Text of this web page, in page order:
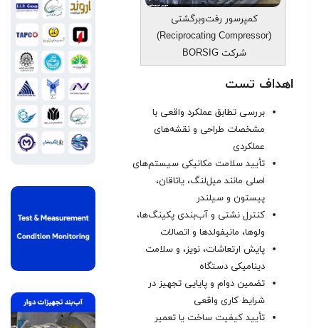
کمپرسور رفت‌وبرگشتی
(Reciprocating Compressor)
شرکت BORSIG
اهداف تست
بررسی تطابق عملکرد واقعی با
مشخصات طراحی و نقشه‌های
عملکردی
تأیید سلامت مکانیکی سیستم‌های
اصلی مانند میل‌لنگ، یاتاقان،
پیستون و سیلندر
کنترل نشتی و آب‌بندی پکینگ‌ها،
ولوها، مانیفولدها و اتصالات
پایش ارتعاشات، نویز، و سلامت
دینامیکی دستگاه
تضمین دوام و پایایی تجهیز در
شرایط کاری واقعی
تأیید کیفیت ساخت یا تعمیر